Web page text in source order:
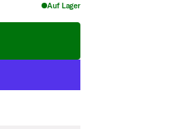
Auf Lager